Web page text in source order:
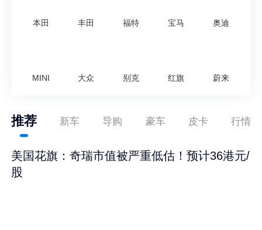
本田 丰田 福特 宝马 奥迪
MINI 大众 别克 红旗 蔚来
推荐 新车 导购 豪车 皮卡 行情
美国花旗：奇瑞市值被严重低估！预计36港元/
股